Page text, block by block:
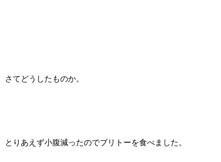
さてどうしたものか。
とりあえず小腹減ったのでブリトーを食べました。